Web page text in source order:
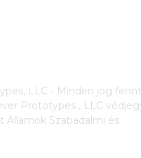
LLC - Minden jog
Prototypes , LLC
Szabadalmi és